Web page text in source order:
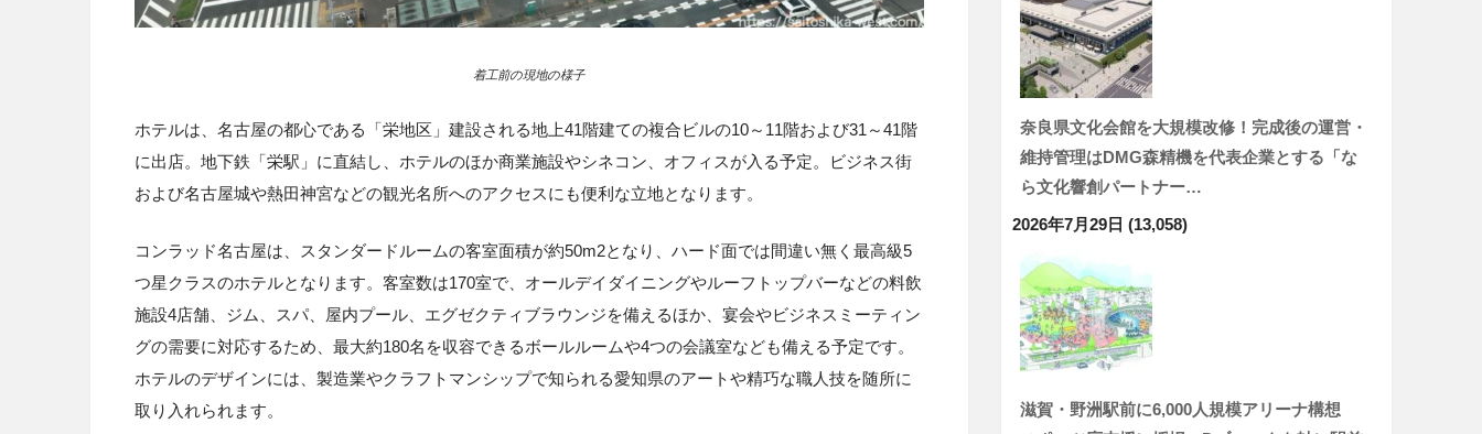
着工前の現地の様子
ホテルは、名古屋の都心である「栄地区」建設される地上41階建ての複合ビルの10～ 11階および31 ～41階
に出店。地下鉄「栄駅」に直結し、ホテルのほか商業施設やシネコン、オフィスが入る予定。ビジネス街
および名古屋城や熱田神宮などの観光名所へのアクセスにも便利な立地となります。
コンラッド名古屋は、スタンダードルームの客室面積が約50m2となり、ハード面では間違い無く最高級5
つ星クラスのホテルとなります。客室数は170室で、オールデイダイニングやルーフトップバーなどの料飲
施設4店舗、ジム、スパ、屋内プール、エグゼクティブラウンジを備えるほか、宴会やビジネスミーティン
グの需要に対応するため、最大約180名を収容できるボールルームや4つの会議室なども備える予定です。
ホテルのデザインには、製造業やクラフトマンシップで知られる愛知県のアートや精巧な職人技を随所に
取り入れられます。
奈良県文化会館を大規模改修！完成後の運営・
維持管理はDMG森精機を代表企業とする「な
ら文化響創パートナー…
2026年7月29日 (13,058)
滋賀・野洲駅前に6,000人規模アリーナ構想